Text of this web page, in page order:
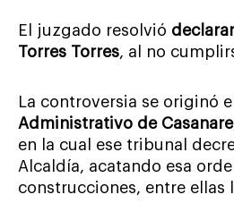
El juzgado resolvió
Torres Torres, al no
La controversia se originó
Administrativo de Casanare
en la cual ese tribunal
Alcaldía, acatando esa
construcciones, entre ellas